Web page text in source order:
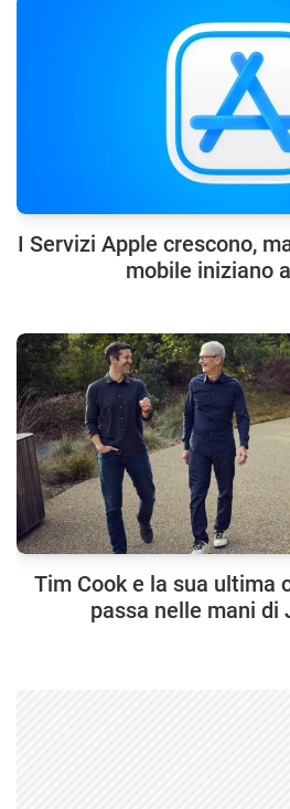
I Servizi Apple crescono,
mobile iniziano
Tim Cook e la sua ultima
passa nelle mani di